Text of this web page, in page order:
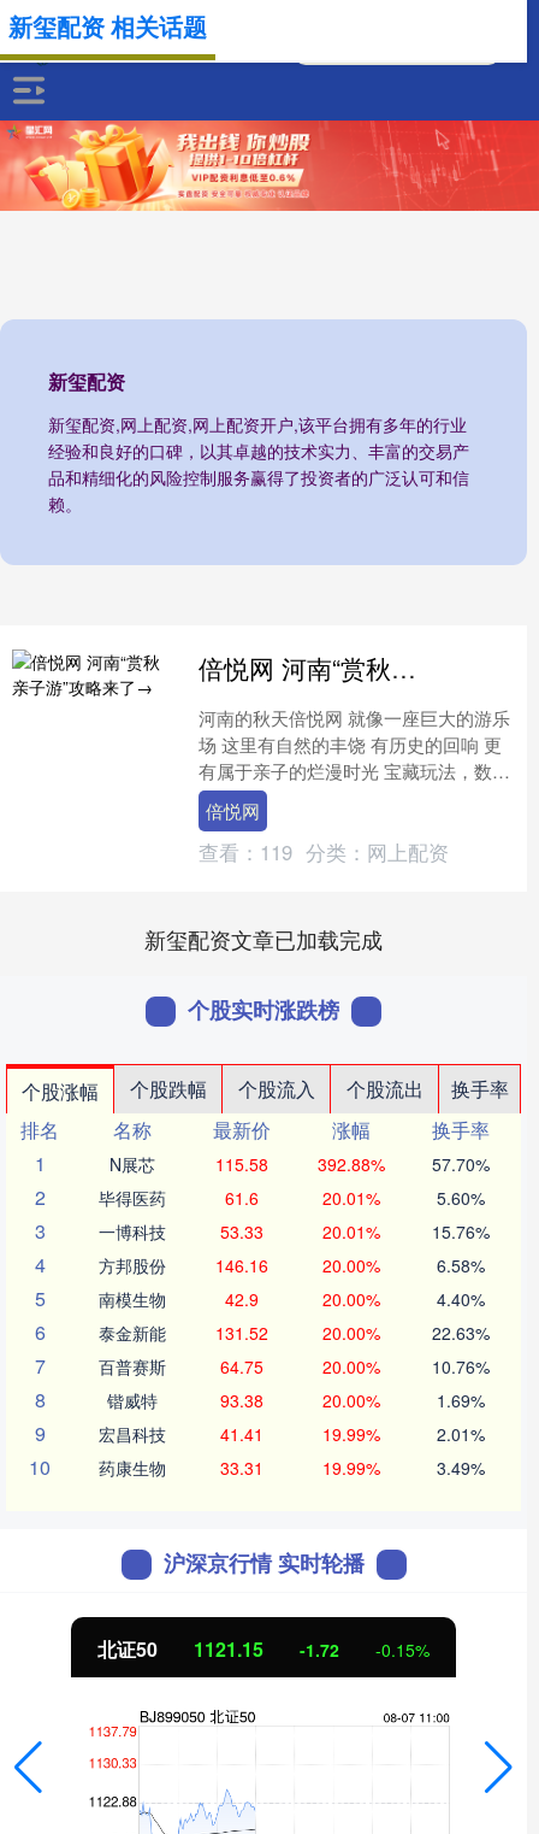
新玺配资
新玺配资,网上配资,网上配资开户,该平台拥有多年的行业
经验和良好的口碑，以其卓越的技术实力、丰富的交易产
品和精细化的风险控制服务赢得了投资者的广泛认可和信
赖。
新玺配资 相关话题
倍悦网 河南“赏秋亲子游”攻略来了→
河南的秋天倍悦网 就像一座巨大的游乐
场 这里有自然的丰饶 有历史的回响 更
有属于亲子的烂漫时光 宝藏玩法，数不
胜数 就让这份假期亲子攻略 带你玩转不
一样的金秋河....
倍悦网
查看： 119 分类： 网上配资
新玺配资文章已加载完成
个股实时涨跌榜
个股涨幅 个股跌幅 个股流入 个股流出
换手率
排名
名称 最新价 涨幅
换手率
1
N展芯 115.58 392.88% 57.70%
2 毕得医药 61.6 20.01% 5.60%
3 一博科技 53.33 20.01% 15.76%
4 方邦股份 146.16 20.00% 6.58%
5 南模生物 42.9 20.00% 4.40%
6 泰金新能 131.52 20.00% 22.63%
7 百普赛斯 64.75 20.00% 10.76%
8 锴威特 93.38 20.00% 1.69%
9 宏昌科技 41.41 19.99% 2.01%
10 药康生物 33.31 19.99% 3.49%
沪深京行情 实时轮播
北证50 1121.15 -1.72 -0.15%